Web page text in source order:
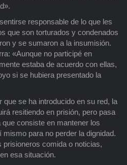
responsable de lo que les
que son torturados y condenados
y se sumaron a la insumisión.
«Aunque no participé en
estaba de acuerdo con ellas,
si se hubiera presentado la
que se ha introducido en su red, la
resitiendo en prisión, pero pasa
consiste en mantener los
para no perder la dignidad.
prisioneros comida o noticias,
esa situación.